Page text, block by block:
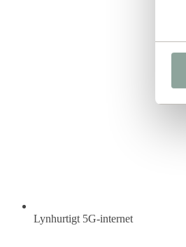
Lynhurtigt 5G-internet